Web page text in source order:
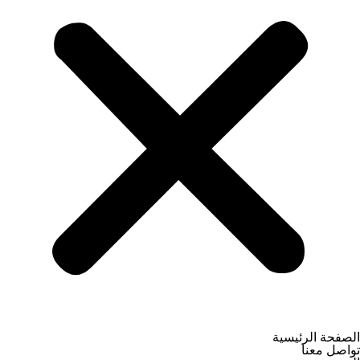
-کابینت پی‌وی‌سی (PVC)
نوعی پلاستیک فشرده است
که به صورت ورق‌های نسبتاً ضخیمی با ضخامت بین ۱٫۵ تا ۲ سانتی‌متر ساخته
یکی از کاربردهای اصلی کابینت آشپزخانه پی‌وی‌سی برای مکان‌هایی است که
استفاده آب در آنجا زیاد بوده
و امکان پوسیدگی در کابینت وجود دارد، زیرا این ماده دارای مقاومت و طول
عمر بسیار بالایی است.
وزن سبک، مقاومت بالا در مقابل حرارت و رطوبت، نصب آسان،
ضدخش بودن و طول عمر بالا از جمله مزایای این نوع کابینت هستند. اما عیب
قیمت این نوع کابینت از ام‌دی‌اف بالاتر است.مجموعة خزانة المرحاض العتيقة
این مدل نوعی کابینت آنتی باکتریال است و به ندرت آلودگی را به خود جذب
الصفحة الرئيسية
تواصل معنا